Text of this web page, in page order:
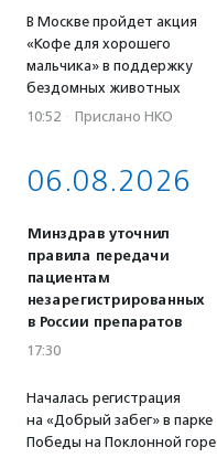
В Москве пройдет акция
«Кофе для хорошего
мальчика» в поддержку
бездомных животных
10:52 · Прислано НКО
06.08.2026
Минздрав уточнил
правила передачи
пациентам
незарегистрированных
в России препаратов
17:30
Началась регистрация
на «Добрый забег» в парке
Победы на Поклонной горе